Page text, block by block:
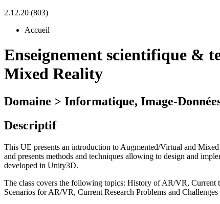
2.12.20 (803)
Accueil
Enseignement scientifique &
Mixed Reality
Domaine > Informatique, Image-
Descriptif
This UE presents an introduction to Augmented/Virtual and
and presents methods and techniques allowing to design and
developed in Unity3D.
The class covers the following topics: History of AR/VR,
Scenarios for AR/VR, Current Research Problems and